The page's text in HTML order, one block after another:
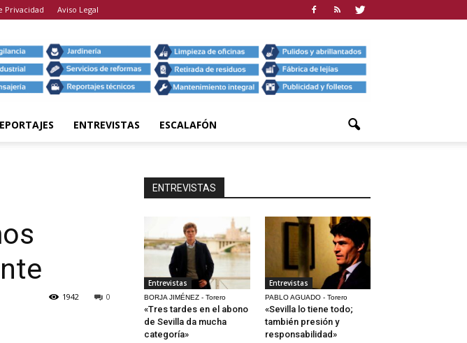
Privacidad Aviso Legal
ENTREVISTAS ESCALAFÓN
0
1942
ENTREVISTAS
Entrevistas
BORJA JIMÉNEZ - Torero
«Tres tardes en el abono
de Sevilla da mucha
categoría»
Entrevistas
PABLO AGUADO - Torero
«Sevilla lo tiene todo;
también presión y
responsabilidad»